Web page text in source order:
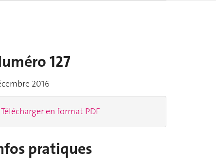
127
2016
Télécharger en format PDF
pratiques